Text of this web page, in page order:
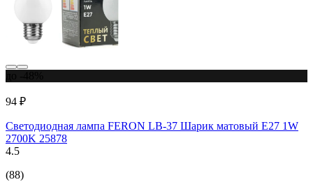
94 ₽
Светодиодная лампа FERON LB-37 Шарик матовый E27 1W
2700K 25878
4.5
(88)